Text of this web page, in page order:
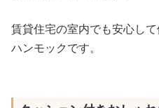
賃貸住宅の室内でも安心し
ハンモックです。